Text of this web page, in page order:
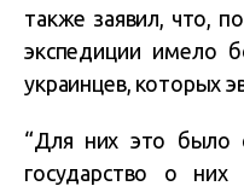
также заявил, что,
экспедиции имело
украинцев, которых
“Для них это было
государство о